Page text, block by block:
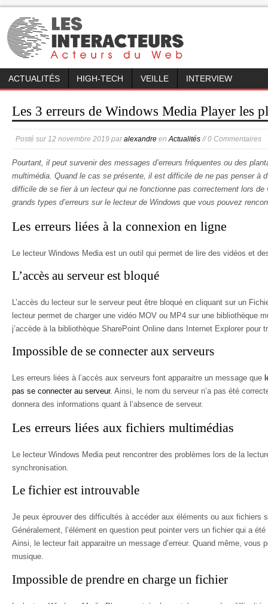
ACTUALITÉS HIGH-TECH VEILLE INTERVIEW
Les 3 erreurs de Windows Media Player les
Posté sur12 novembre 2019 paralexandre enActualités// 0 Commentaires
Pourtant, il peut survenir des messages d’erreurs fréquentes ou des
multimédia. Quand le cas se présente, il est difficile de ne pas penser à
difficile de se fier à un lecteur qui ne fonctionne pas correctement lors
grands types d’erreurs sur le lecteur de Windows que vous pouvez
Les erreurs liées à la connexion en ligne
Le lecteur Windows Media est un outil qui permet de lire des vidéos et
L’accès au serveur est bloqué
L’accès du lecteur sur le serveur peut être bloqué en cliquant sur un
lecteur permet de charger une vidéo MOV ou MP4 sur une bibliothèque
j’accède à la bibliothèque SharePoint Online dans Internet Explorer pour
Impossible de se connecter aux serveurs
Les erreurs liées à l’accès aux serveurs font apparaitre un message que
pas se connecter au serveur. Ainsi, le nom du serveur n’a pas été
donnera des informations quant à l’absence de serveur.
Les erreurs liées aux fichiers multimédias
Le lecteur Windows Media peut rencontrer des problèmes lors de la
synchronisation.
Le fichier est introuvable
Je peux éprouver des difficultés à accéder aux éléments ou aux fichiers
Généralement, l’élément en question peut pointer vers un fichier qui a
Ainsi, le lecteur fait apparaitre un message d’erreur. Quand même, vous
musique.
Impossible de prendre en charge un fichier